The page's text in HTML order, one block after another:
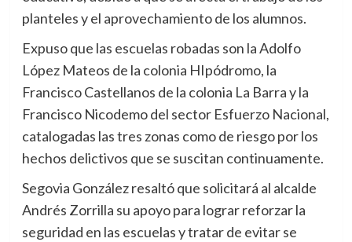
planteles y el aprovechamiento de los alumnos.
Expuso que las escuelas robadas son la Adolfo
López Mateos de la colonia HIpódromo, la
Francisco Castellanos de la colonia La Barra y la
Francisco Nicodemo del sector Esfuerzo Nacional,
catalogadas las tres zonas como de riesgo por los
hechos delictivos que se suscitan continuamente.
Segovia González resaltó que solicitará al alcalde
Andrés Zorrilla su apoyo para lograr reforzar la
seguridad en las escuelas y tratar de evitar se